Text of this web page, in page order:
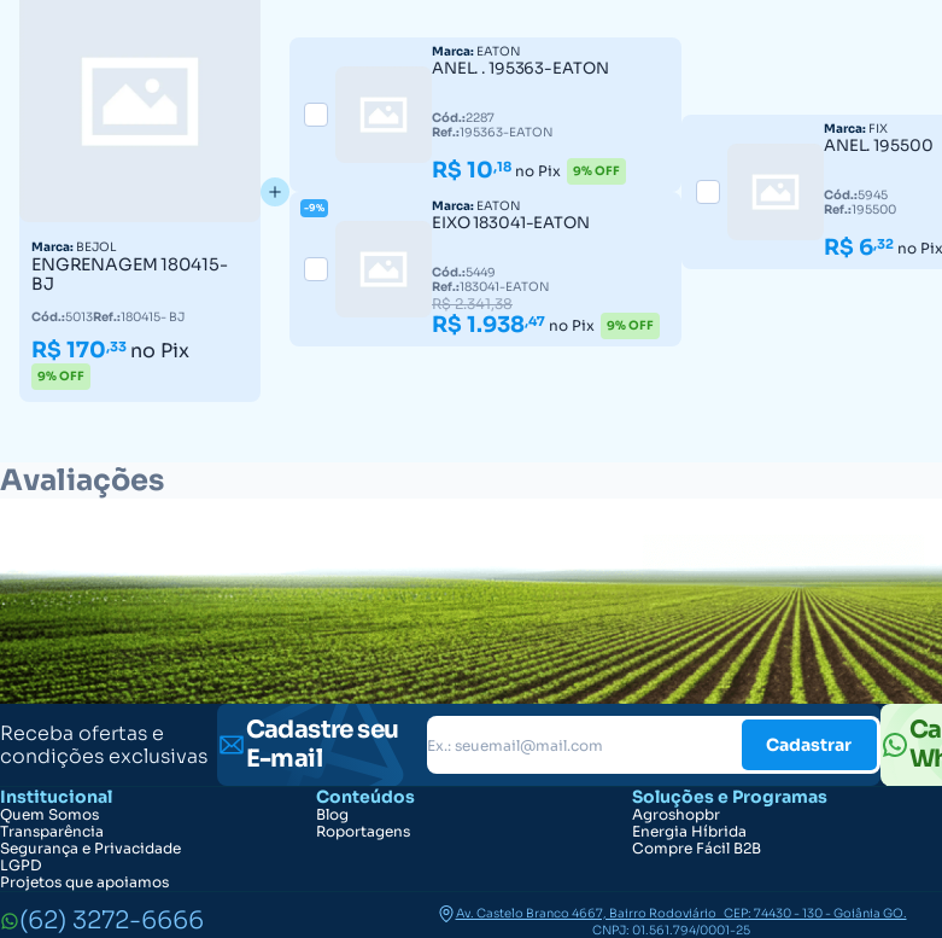
Marca: BEJOL
ENGRENAGEM 180415-
BJ
Cód.:5013Ref.:180415- BJ
R$ 170,33 no Pix
9% OFF
Marca: EATON
ANEL. . 195363-EATON
Cód.:2287
Ref.:195363-EATON
R$ 10,18 no Pix 9% OFF
-9% Marca: EATON
EIXO 183041-EATON
Cód.:5449
Ref.:183041-EATON
R$ 2.341,38
R$ 1.938,47 no Pix 9% OFF
Marca: FIX
ANEL. 195500
Cód.:5945
Ref.:195500
R$ 6,32 no Pix
Avaliações
Receba ofertas e
condições exclusivas
Cadastre seu
E-mail
Cadastrar
Institucional
Quem Somos
Transparência
Segurança e Privacidade
LGPD
Projetos que apoiamos
Conteúdos
Blog
Roportagens
Soluções e Programas
Agroshopbr
Energia Híbrida
Compre Fácil B2B
(62) 3272-6666
Av. Castelo Branco 4667, Bairro Rodoviário CEP: 74430 - 130 - Goiânia GO.
CNPJ: 01.561.794/0001-25